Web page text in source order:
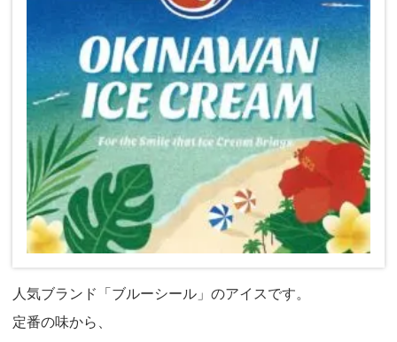
人気ブランド「ブルーシール」のアイスです。
定番の味から、